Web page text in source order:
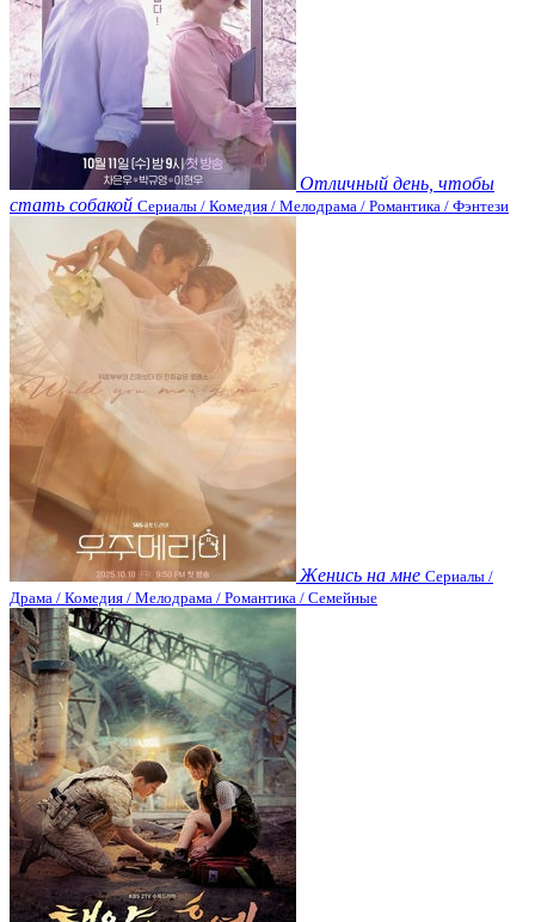
Отличный день, чтобы
стать собакой Сериалы / Комедия / Мелодрама / Романтика / Фэнтези
Женись на мне Сериалы /
Драма / Комедия / Мелодрама / Романтика / Семейные